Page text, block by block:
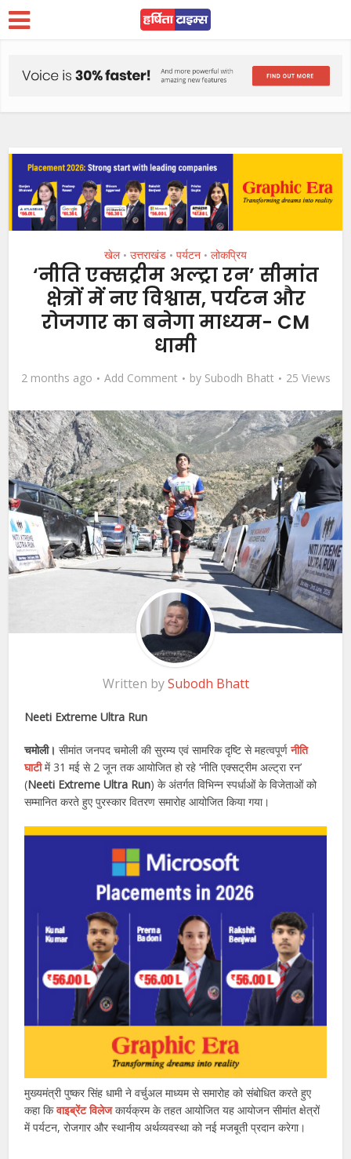
खेल • उत्तराखंड • पर्यटन • लोकप्रिय
‘नीति एक्सट्रीम अल्ट्रा रन’ सीमांत
क्षेत्रों में नए विश्वास, पर्यटन और
रोजगार का बनेगा माध्यम- CM
धामी
2 months ago Add Comment by Subodh Bhatt 25 Views
Written bySubodh Bhatt
Neeti Extreme Ultra Run
चमोली। सीमांत जनपद चमोली की सुरम्य एवं सामरिक दृष्टि से महत्वपूर्णनीति
घाटीमें 31 मई से 2 जून तक आयोजित हो रहे ‘नीति एक्सट्रीम अल्ट्रा रन’
(Neeti Extreme Ultra Run) के अंतर्गत विभिन्न स्पर्धाओं के विजेताओं को
सम्मानित करते हुए पुरस्कार वितरण समारोह आयोजित किया गया।
मुख्यमंत्री पुष्कर सिंह धामी ने वर्चुअल माध्यम से समारोह को संबोधित करते हुए
कहा किवाइब्रेंट विलेजकार्यक्रम के तहत आयोजित यह आयोजन सीमांत क्षेत्रों
में पर्यटन, रोजगार और स्थानीय अर्थव्यवस्था को नई मजबूती प्रदान करेगा।